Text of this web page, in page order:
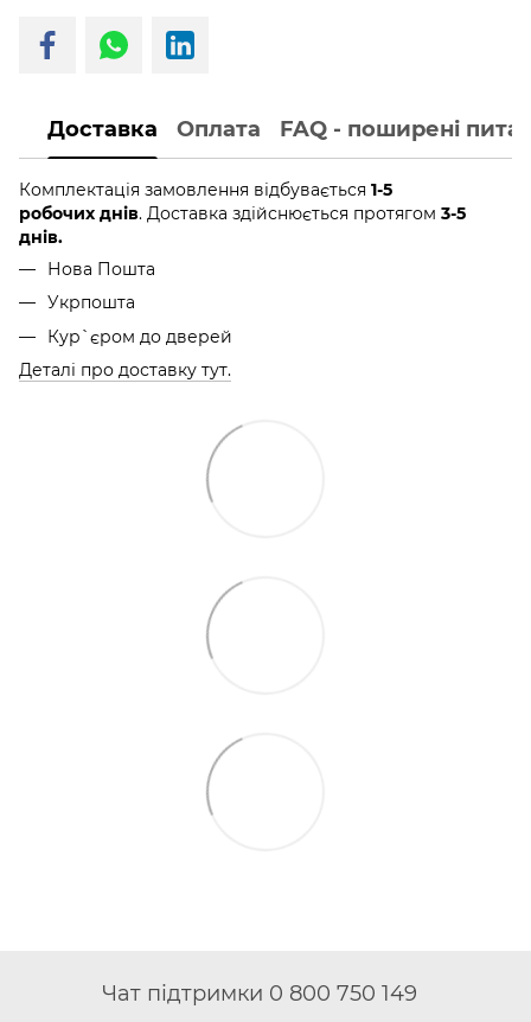
Доставка Оплата FAQ - поширені
Комплектація замовлення відбувається 1-5
робочих днів. Доставка здійснюється протягом 3-5
днів.
Нова Пошта
Укрпошта
Кур`єром до дверей
Деталі про доставку тут.
Чат підтримки 0 800 750 149